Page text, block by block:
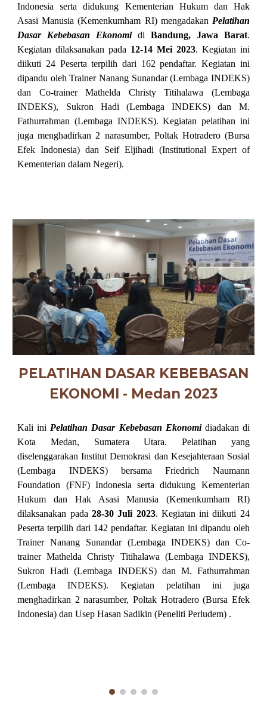
Indonesia serta didukung Kementerian Hukum dan Hak
Asasi Manusia (Kemenkumham RI) mengadakan Pelatihan
Dasar Kebebasan Ekonomi di Bandung, Jawa Barat.
Kegiatan dilaksanakan pada 12-14 Mei 2023. Kegiatan ini
diikuti 24 Peserta terpilih dari 162 pendaftar. Kegiatan ini
dipandu oleh Trainer Nanang Sunandar(Lembaga INDEKS)
dan Co-trainer Mathelda Christy Titihalawa (Lembaga
INDEKS), Sukron Hadi (Lembaga INDEKS) dan M.
Fathurrahman (Lembaga INDEKS). Kegiatan pelatihan ini
juga menghadirkan 2 narasumber, Poltak Hotradero (Bursa
Efek Indonesia) dan Seif Eljihadi (Institutional Expert of
Kementerian dalam Negeri).
PELATIHAN DASAR KEBEBASAN
EKONOMI - Medan 2023
Kali ini Pelatihan Dasar Kebebasan Ekonomi diadakan di
Kota Medan, Sumatera Utara. Pelatihan yang
diselenggarakanInstitut Demokrasi dan Kesejahteraan Sosial
(Lembaga INDEKS) bersama Friedrich Naumann
Foundation (FNF) Indonesia serta didukung Kementerian
Hukum dan Hak Asasi Manusia (Kemenkumham RI)
dilaksanakan pada 28-30 Juli 2023. Kegiatan ini diikuti 24
Peserta terpilih dari 142 pendaftar. Kegiatan ini dipandu oleh
Trainer Nanang Sunandar (Lembaga INDEKS) dan Co-
trainer Mathelda Christy Titihalawa (Lembaga INDEKS),
Sukron Hadi (Lembaga INDEKS) dan M. Fathurrahman
(Lembaga INDEKS). Kegiatan pelatihan ini juga
menghadirkan 2 narasumber, Poltak Hotradero (Bursa Efek
Indonesia) danUsep Hasan Sadikin (Peneliti Perludem) .